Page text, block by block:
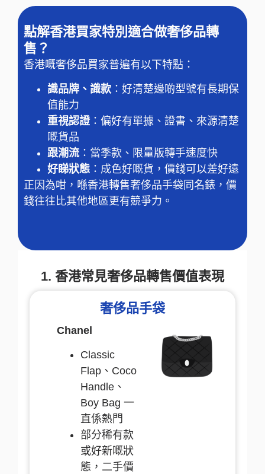
點解香港買家特別適合做奢侈品轉
售？
香港嘅奢侈品買家普遍有以下特點：
識品牌、識款 ：好清楚邊啲型號有長期保
值能力
重視認證：偏好有單據、證書、來源清楚
嘅貨品
跟潮流 ：當季款、限量版轉手速度快
好睇狀態 ：成色好嘅貨，價錢可以差好遠
正因為咁，喺香港轉售奢侈品手袋同名錶，價
錢往往比其他地區更有競爭力。
1. 香港常見奢侈品轉售價值表現
奢侈品手袋
Chanel
Classic
Flap、Coco
Handle、
Boy Bag 一
直係熱門
部分稀有款
或好新嘅狀
態，二手價